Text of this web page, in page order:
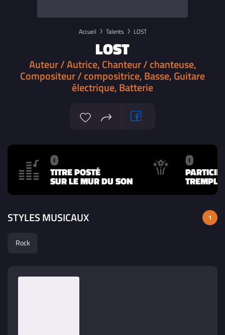
Accueil Talents LOST
LOST
Auteur / Autrice, Chanteur / chanteuse,
Compositeur / compositrice, Basse, Guitare
électrique, Batterie
0
TITRE POSTÉ
SUR LE MUR DU SON
0
STYLES MUSICAUX 1
Rock